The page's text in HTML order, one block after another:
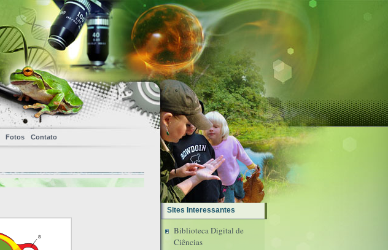
Fotos Contato
Sites Interessantes
Biblioteca Digital de
Ciências